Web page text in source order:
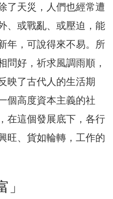
了天災，人們也經常遭
、或戰亂、或壓迫，能
年，可說得來不易。所
問好，祈求風調雨順，
映了古代人的生活期
個高度資本主義的社
在這個發展底下，各行
旺、貨如輪轉，工作的